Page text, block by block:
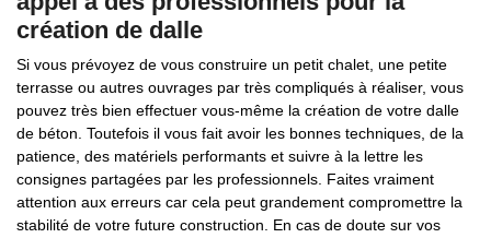
création de dalle
Si vous prévoyez de vous construire un petit chalet, une petite
terrasse ou autres ouvrages par très compliqués à réaliser, vous
pouvez très bien effectuer vous-même la création de votre dalle
de béton. Toutefois il vous fait avoir les bonnes techniques, de la
patience, des matériels performants et suivre à la lettre les
consignes partagées par les professionnels. Faites vraiment
attention aux erreurs car cela peut grandement compromettre la
stabilité de votre future construction. En cas de doute sur vos